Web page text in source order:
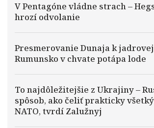
V Pentagóne vládne strach –
hrozí odvolanie
Presmerovanie Dunaja k
Rumunsko v chvate potápa lode
To najdôležitejšie z Ukrajiny –
spôsob, ako čeliť prakticky
NATO, tvrdí Zalužnyj